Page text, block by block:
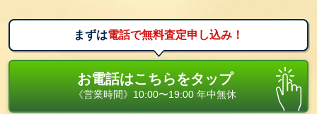
まずは電話で無料査定申し込み！
お電話はこちらをタップ
《営業時間》10:00〜19:00 年中無休